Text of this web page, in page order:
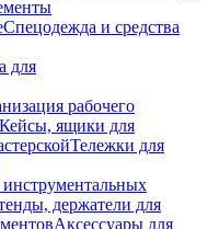
Спецодежда и средства
для
рабочего
Кейсы, ящики для
Тележки для
держатели для
Аксессуары для